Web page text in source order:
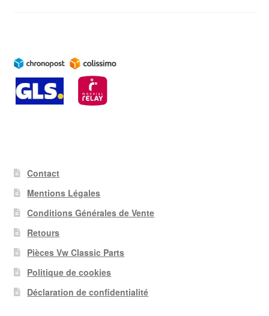
Contact
Mentions Légales
Conditions Générales de Vente
Retours
Pièces Vw Classic Parts
Politique de cookies
Déclaration de confidentialité